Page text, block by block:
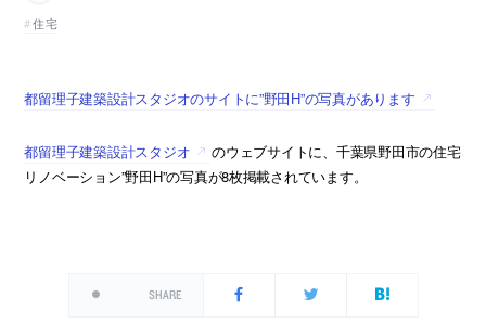
住宅
都留理子建築設計スタジオのサイトに”野田H”の写真があります
都留理子建築設計スタジオ
のウェブサイトに、千葉県野田市の住宅
リノベーション”野田H”の写真が8枚掲載されています。
SHARE